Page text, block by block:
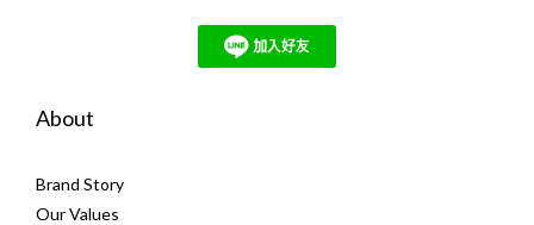
About
Brand Story
Our Values